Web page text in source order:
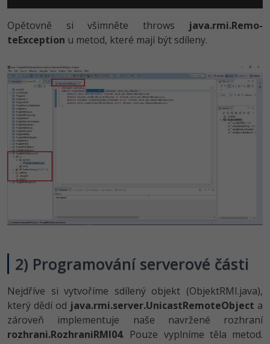
Opětovně si všimněte throws java.rmi.Remo­
teException u metod, které mají být sdíleny.
2) Programování serverové části
Nejdříve si vytvoříme sdílený objekt (ObjektRMI.java),
který dědí od java.rmi.server­.UnicastRemote­Object a
zároveň implementuje naše navržené rozhraní
rozhrani.Rozhra­niRMI04. Pouze vyplníme těla metod.